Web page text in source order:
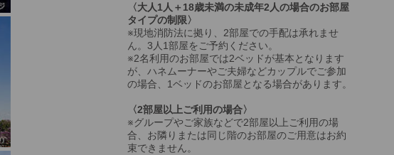
〈大人1人＋18歳未満の未成年2人の場合のお部屋
タイプの制限〉
※現地消防法に拠り、2部屋での手配は承れませ
ん。3人1部屋をご予約ください。
※2名利用のお部屋では2ベッドが基本となります
が、ハネムーナーやご夫婦などカップルでご参加
の場合、1ベッドのお部屋となる場合があります。
〈2部屋以上ご利用の場合〉
※グループやご家族などで2部屋以上ご利用の場
合、お隣りまたは同じ階のお部屋のご用意はお約
束できません。